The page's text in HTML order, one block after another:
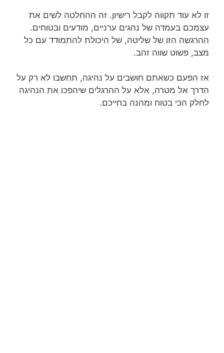
זו לא עוד תקווה לקבל רישיון. זה ההחלטה לשים את
עצמכם בעמדה של נהגים ערניים, מודעים ובטוחים.
ההרגשה הזו של שליטה, של היכולת להתמודד עם כל
מצב, פשוט שווה זהב.
אז הפעם כשאתם חושבים על נהיגה, תחשבו לא רק על
הדרך אל מטרה, אלא על ההרגלים שיהפכו את הנהיגה
לחלק הכי בטוח ומהנה בחייכם.